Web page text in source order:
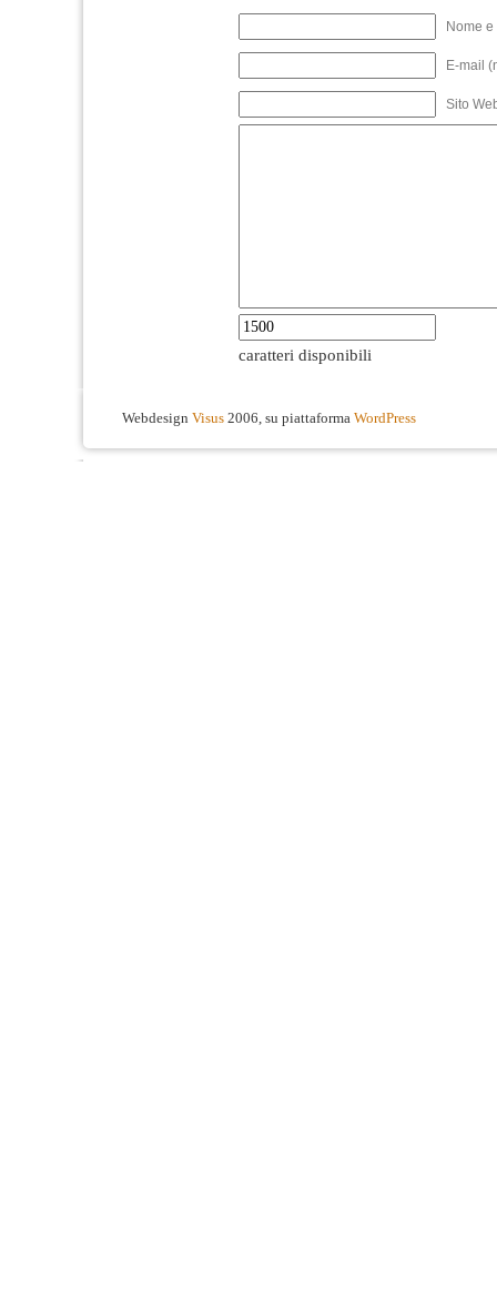
Nome
E-mail
Sito
caratteri disponibili
Webdesign Visus 2006, su piattaforma WordPress